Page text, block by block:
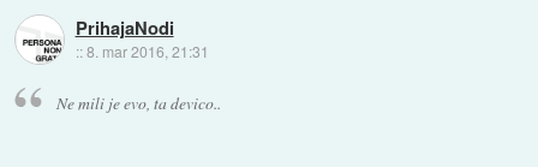
PrihajaNodi
::8. mar 2016, 21:31
Ne mili je evo, ta devico..